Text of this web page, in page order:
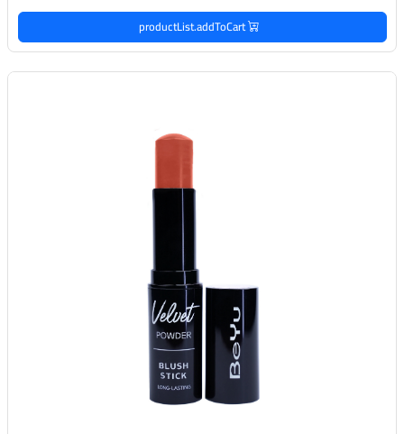
productList.addToCart